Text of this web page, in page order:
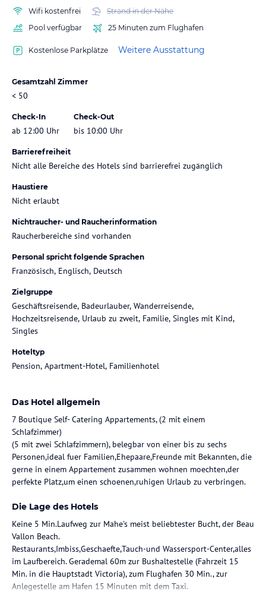
Wifi kostenfrei
Strand in der Nähe
Pool verfügbar
25 Minuten zum Flughafen
Kostenlose Parkplätze Weitere Ausstattung
Gesamtzahl Zimmer
< 50
Check-In
ab 12:00 Uhr
Check-Out
bis 10:00 Uhr
Barrierefreiheit
Nicht alle Bereiche des Hotels sind barrierefrei zugänglich
Haustiere
Nicht erlaubt
Nichtraucher- und Raucherinformation
Raucherbereiche sind vorhanden
Personal spricht folgende Sprachen
Französisch, Englisch, Deutsch
Zielgruppe
Geschäftsreisende, Badeurlauber, Wanderreisende,
Hochzeitsreisende, Urlaub zu zweit, Familie, Singles mit Kind,
Singles
Hoteltyp
Pension, Apartment-Hotel, Familienhotel
Das Hotel allgemein
7 Boutique Self- Catering Appartements, (2 mit einem
Schlafzimmer)
(5 mit zwei Schlafzimmern), belegbar von einer bis zu sechs
Personen,ideal fuer Familien,Ehepaare,Freunde mit Bekannten, die
gerne in einem Appartement zusammen wohnen moechten,der
perfekte Platz,um einen schoenen,ruhigen Urlaub zu verbringen.
Die Lage des Hotels
Keine 5 Min.Laufweg zur Mahe's meist beliebtester Bucht, der Beau
Vallon Beach.
Restaurants,Imbiss,Geschaefte,Tauch-und Wassersport-Center,alles
im Laufbereich. Gerademal 60m zur Bushaltestelle (Fahrzeit 15
Min. in die Hauptstadt Victoria), zum Flughafen 30 Min., zur
Anlegestelle am Hafen 15 Minuten mit dem Taxi.